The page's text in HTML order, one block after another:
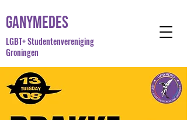
Ganymedes
LGBT+ Studentenvereniging
Groningen